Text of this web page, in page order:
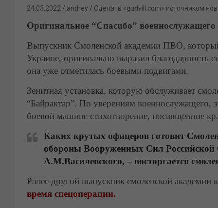
24.03.2022 andrey Сделать «gudvill.com» источником
Оригинальное “Спасибо” военнослужащего
Выпускник Смоленской академии ПВО,
Украине, оригинально выразил
она уже отметилась боевыми подвигами.
Зенитная установка, которую обслуживает
“Байрактар”. По уверениям военнослужащего,
боевой машине стихотворение, посвященное
Каких крутых офицеров готовит
обороны Вооруженных Сил
А.М.Василевского, – восторгается
Ранее другой выпускник смоленской академии
время спецоперации.